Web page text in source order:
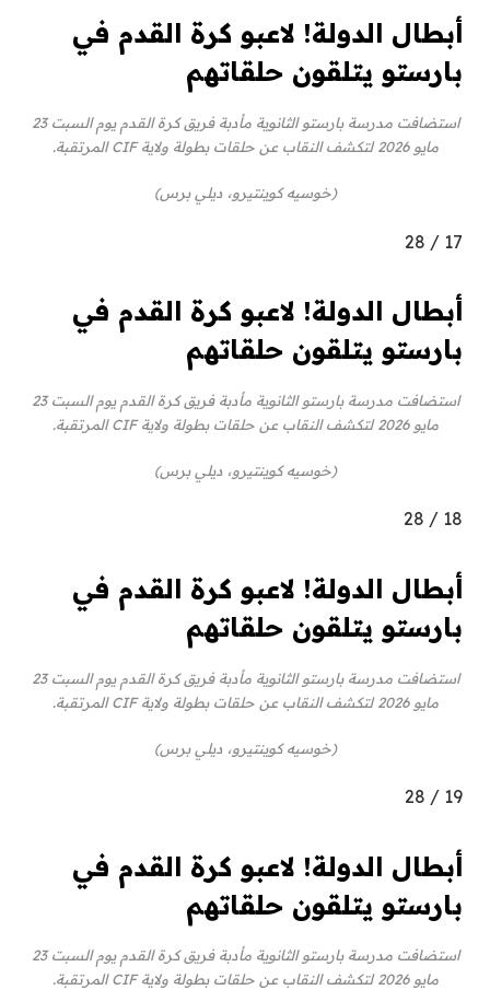
أبطال الدولة! لاعبو كرة القدم في
بارستو يتلقون حلقاتهم
استضافت مدرسة بارستو الثانوية مأدبة فريق كرة القدم يوم السبت 23
مايو 2026 لتكشف النقاب عن حلقات بطولة ولاية CIF المرتقبة.
(خوسيه كوينتيرو، ديلي برس)
17
/
28
أبطال الدولة! لاعبو كرة القدم في
بارستو يتلقون حلقاتهم
استضافت مدرسة بارستو الثانوية مأدبة فريق كرة القدم يوم السبت 23
مايو 2026 لتكشف النقاب عن حلقات بطولة ولاية CIF المرتقبة.
(خوسيه كوينتيرو، ديلي برس)
18
/
28
أبطال الدولة! لاعبو كرة القدم في
بارستو يتلقون حلقاتهم
استضافت مدرسة بارستو الثانوية مأدبة فريق كرة القدم يوم السبت 23
مايو 2026 لتكشف النقاب عن حلقات بطولة ولاية CIF المرتقبة.
(خوسيه كوينتيرو، ديلي برس)
19
/
28
أبطال الدولة! لاعبو كرة القدم في
بارستو يتلقون حلقاتهم
استضافت مدرسة بارستو الثانوية مأدبة فريق كرة القدم يوم السبت 23
مايو 2026 لتكشف النقاب عن حلقات بطولة ولاية CIF المرتقبة.